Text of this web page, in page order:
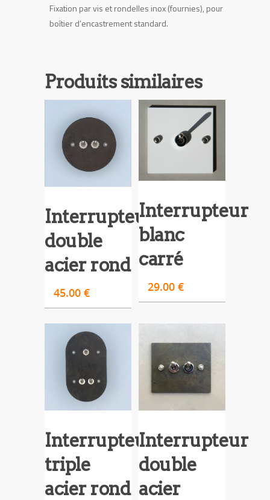
Fixation par vis et rondelles inox (fournies), pour
boîtier d’encastrement standard.
Produits similaires
Interrupteur
double
acier rond
45.00 €
Interrupteur
blanc
carré
29.00 €
Interrupteur
triple
acier rond
Interrupteur
double
acier